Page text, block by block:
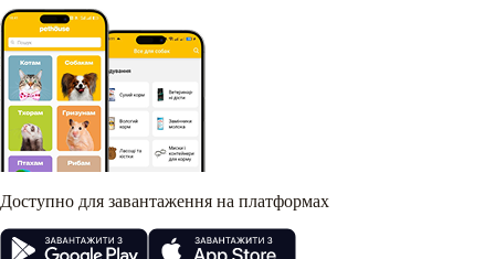
Доступно для завантаження на платформах